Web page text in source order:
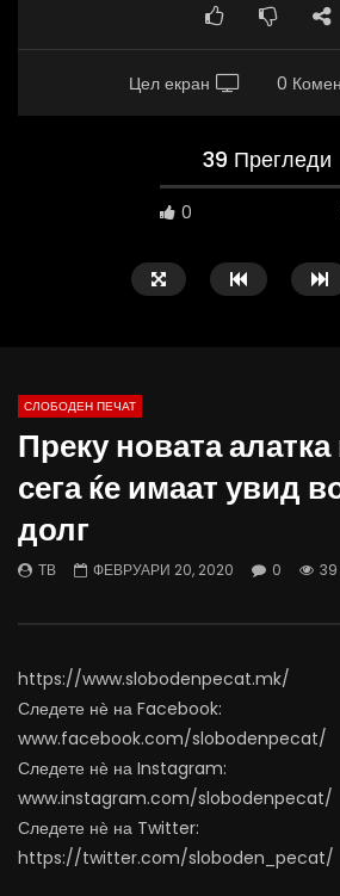
Цел екран 0
39 Прегледи
0
10:25
06.08.2026
АВГУСТ 6, 2026
СЛОБОДЕН ПЕЧАТ
Преку новата алатка
сега ќе имаат увид
долг
ТВ ФЕВРУАРИ 20, 2020 0 39
https://www.slobodenpecat.mk/
Следете нѐ на Facebook:
www.facebook.com/slobodenpecat/
Следете нѐ на Instagram:
www.instagram.com/slobodenpecat/
Следете нѐ на Twitter:
https://twitter.com/sloboden_pecat/